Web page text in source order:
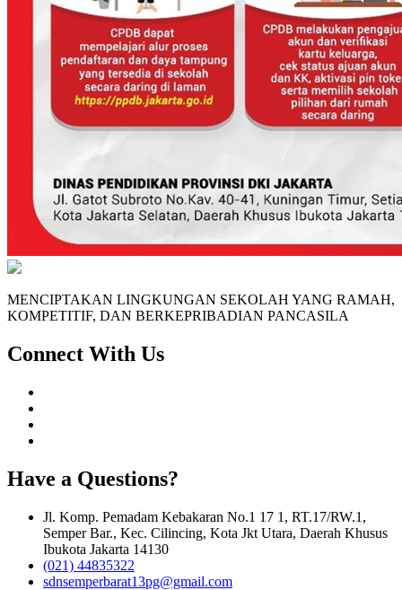
MENCIPTAKAN LINGKUNGAN SEKOLAH YANG RAMAH,
KOMPETITIF, DAN BERKEPRIBADIAN PANCASILA
Connect With Us
Have a Questions?
Jl. Komp. Pemadam Kebakaran No.1 17 1, RT.17/RW.1,
Semper Bar., Kec. Cilincing, Kota Jkt Utara, Daerah Khusus
Ibukota Jakarta 14130
(021) 44835322
sdnsemperbarat13pg@gmail.com